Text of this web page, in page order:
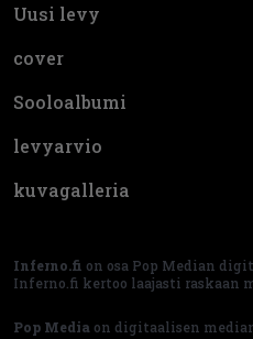
Uusi levy
cover
Sooloalbumi
levyarvio
kuvagalleria
Inferno.fi on osa Pop Median
Inferno.fi kertoo laajasti raskaan
Pop Media on digitaalisen